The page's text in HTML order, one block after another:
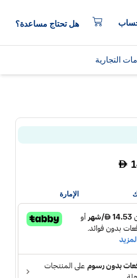
هل تحتاج مساعدة؟
التجارية
D
الإمارة